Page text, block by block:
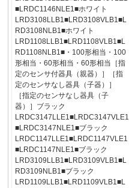
■LRDC1146NLE1■ホワイト
LRD3108LLB1■LRD3108VLB1■L
RD3108NLB1■ホワイト
LRD1108LLB1■LRD1108VLB1■L
RD1108NLB1■・100形相当・100
形相当・60形相当・60形相当［指
定のセンサ付器具（親器）］［指
定のセンサなし器具（子器）］
［指定のセンサなし器具（子
器）］ブラック
LRDC3147LLE1■LRDC3147VLE1
■LRDC3147NLE1■ブラック
LRDC1147LLE1■LRDC1147VLE1
■LRDC1147NLE1■ブラック
LRD3109LLB1■LRD3109VLB1■L
RD3109NLB1■ブラック
LRD1109LLB1■LRD1109VLB1■L